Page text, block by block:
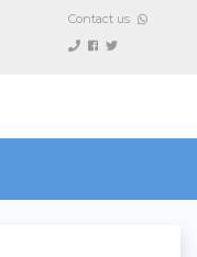
Contact us